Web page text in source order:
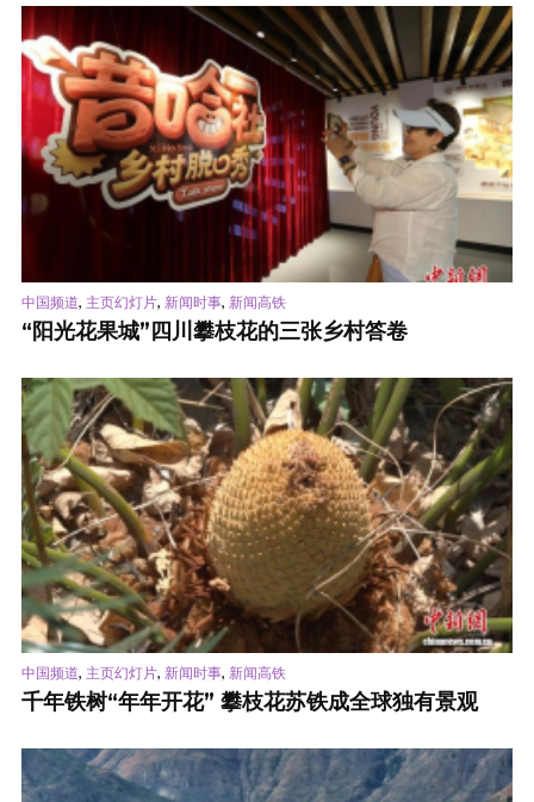
中国频道, 主页幻灯片, 新闻时事, 新闻高铁
“阳光花果城”四川攀枝花的三张乡村答卷
中国频道, 主页幻灯片, 新闻时事, 新闻高铁
千年铁树“年年开花” 攀枝花苏铁成全球独有景观